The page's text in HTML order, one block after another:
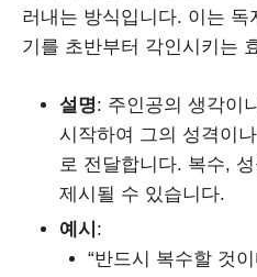
러내는 방식입니다. 이는
기를 초반부터 각인시키는
설명: 주인공의 생각이
시작하여 그의 성격이
로 전달합니다. 복수,
제시될 수 있습니다.
예시 :
“반드시 복수할 것